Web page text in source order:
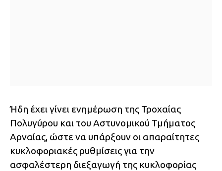
Ήδη έχει γίνει ενημέρωση της Τροχαίας
Πολυγύρου και του Αστυνομικού Τμήματος
Αρναίας, ώστε να υπάρξουν οι απαραίτητες
κυκλοφοριακές ρυθμίσεις για την
ασφαλέστερη διεξαγωγή της κυκλοφορίας